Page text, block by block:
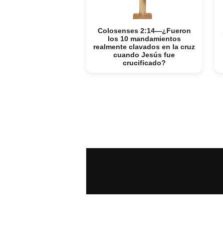
Colosenses 2:14—¿Fueron
los 10 mandamientos
realmente clavados en la cruz
cuando Jesús fue
crucificado?